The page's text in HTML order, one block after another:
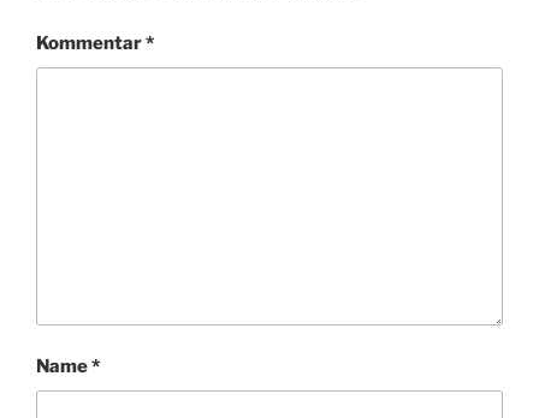
Kommentar*
Name*